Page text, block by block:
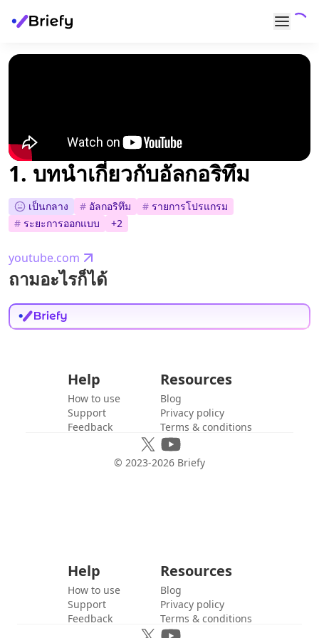
1. บทนำเกี่ยวกับอัลกอริทึม
เป็นกลาง # อัลกอริทึม # รายการโปรแกรม
# ระยะการออกแบบ +2
youtube.com
ถามอะไรก็ได้
Help
How to use
Support
Feedback
Resources
Blog
Privacy policy
Terms & conditions
© 2023-2026 Briefy
Help
How to use
Support
Feedback
Resources
Blog
Privacy policy
Terms & conditions